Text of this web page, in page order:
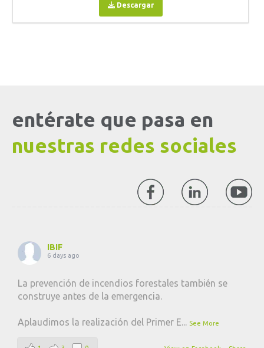
Descargar
entérate que pasa en
nuestras redes sociales
IBIF
6 days ago
La prevención de incendios forestales también se
construye antes de la emergencia.
Aplaudimos la realización del Primer E... See More